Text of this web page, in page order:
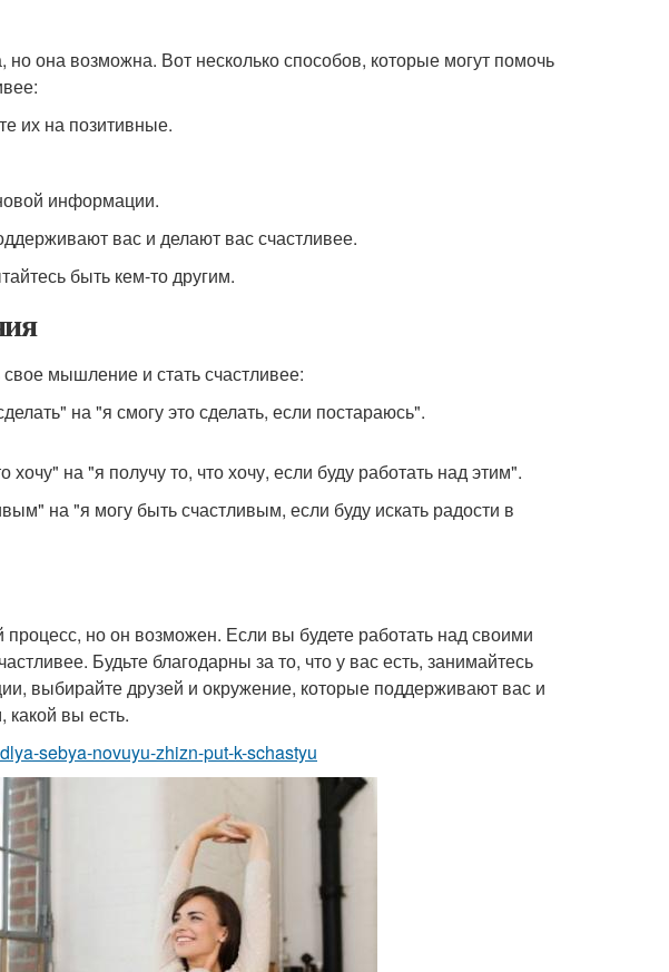
она возможна. Вот несколько способов, которые могут помочь
их на позитивные.
информации.
вас и делают вас счастливее.
быть кем-то другим.
мышление и стать счастливее:
на "я смогу это сделать, если постараюсь".
на "я получу то, что хочу, если буду работать над этим".
на "я могу быть счастливым, если буду искать радости в
но он возможен. Если вы будете работать над своими
Будьте благодарны за то, что у вас есть, занимайтесь
выбирайте друзей и окружение, которые поддерживают вас и
какой вы есть.
sebya-novuyu-zhizn-put-k-schastyu